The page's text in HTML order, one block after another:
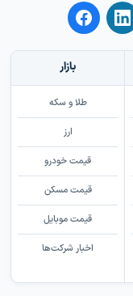
بازار
طلا و سکه
ارز
قیمت خودرو
قیمت مسکن
قیمت موبایل
اخبار شرکت‌ها